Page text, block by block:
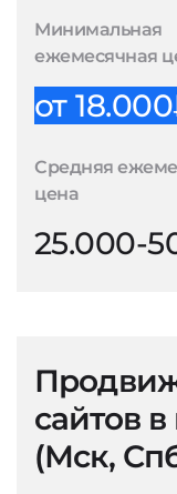
Минимальная
ежемесячная
от
Средняя
цена
25.000-
сайтов
(Мск,